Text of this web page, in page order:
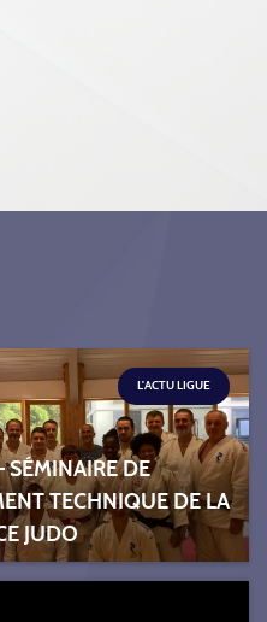
L'ACTU LIGUE
SÉMINAIRE DE
TECHNIQUE DE LA
JUDO